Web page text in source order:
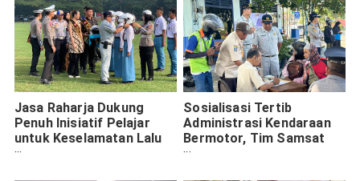
Jasa Raharja Dukung
Penuh Inisiatif Pelajar
untuk Keselamatan Lalu
Lintas
Sosialisasi Tertib
Administrasi Kendaraan
Bermotor, Tim Samsat
Ngawi Laksanakan